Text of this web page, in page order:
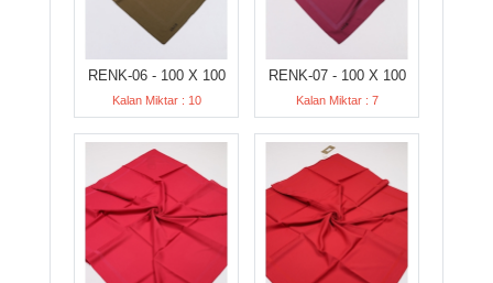
RENK-06 - 100 X 100
Kalan Miktar : 10
RENK-07 - 100 X 100
Kalan Miktar : 7